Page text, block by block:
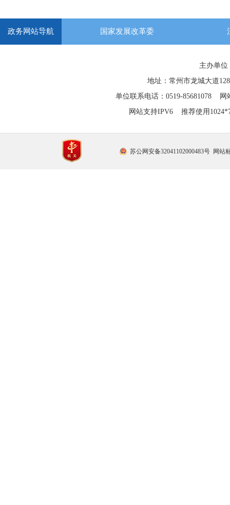
政务网站导航 国家发展改革委
主办单
地址：常州市龙城大道
单位联系电话：0519-85681078 网
网站支持IPV6 推荐使用
苏公网安备32041102000483号 网站